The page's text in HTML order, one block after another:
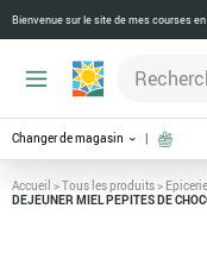
Bienvenue sur le site de mes courses
Changer de magasin
Accueil >Tous les produits>
DEJEUNER MIEL PEPITES DE